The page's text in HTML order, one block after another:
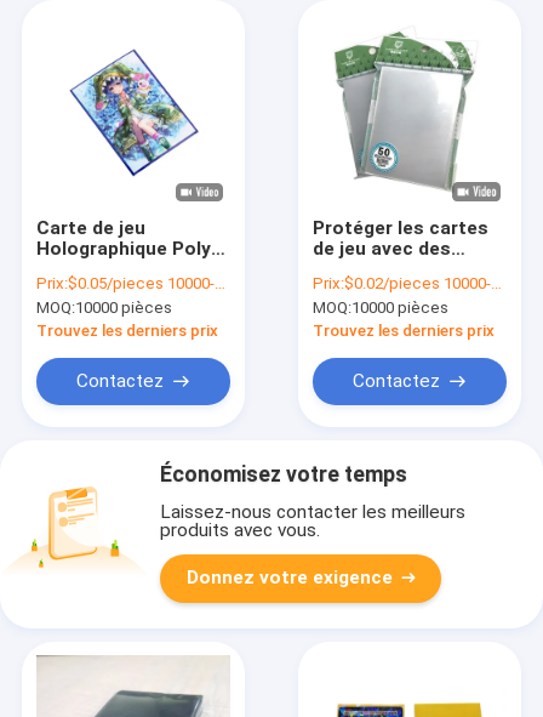
Carte de jeu
Holographique Poly
trading Anime Carte
de jeu Yugioh
Prix:$0.05/pieces 10000-99999 pieces
MOQ:10000 pièces
Trouvez les derniers prix
Contactez
Protéger les cartes
de jeu avec des
cartes en plastique
doux et transparent
Prix:$0.02/pieces 10000-49999 pieces
MOQ:10000 pièces
Trouvez les derniers prix
Contactez
Économisez votre temps
Laissez-nous contacter les meilleurs
produits avec vous.
Donnez votre exigence